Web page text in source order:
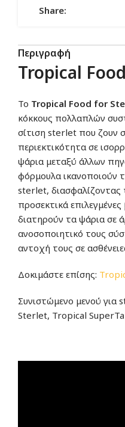
Share:
Περιγραφή
Tropical
Το Tropical Food for
κόκκους πολλαπλών
σίτιση sterlet που ζουν
περιεκτικότητα σε
ψάρια μεταξύ άλλων
φόρμουλα ικανοποιούν
sterlet, διασφαλίζοντας
προσεκτικά επιλεγμένες
διατηρούν τα ψάρια σε
ανοσοποιητικό τους
αντοχή τους σε
Δοκιμάστε επίσης:
Συνιστώμενο μενού
Sterlet, Tropical